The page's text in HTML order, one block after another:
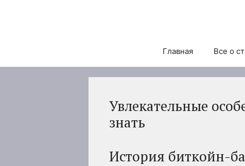
Главная Все о
Увлекательные
знать
История биткойн-